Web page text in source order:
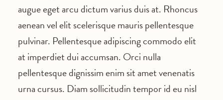
augue eget arcu dictum varius duis at. Rhoncus
aenean vel elit scelerisque mauris pellentesque
pulvinar. Pellentesque adipiscing commodo elit
at imperdiet dui accumsan. Orci nulla
pellentesque dignissim enim sit amet venenatis
urna cursus. Diam sollicitudin tempor id eu nisl